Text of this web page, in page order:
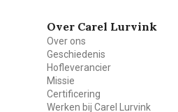
Over Carel Lurvink
Over ons
Geschiedenis
Hofleverancier
Missie
Certificering
Werken bij Carel Lurvink